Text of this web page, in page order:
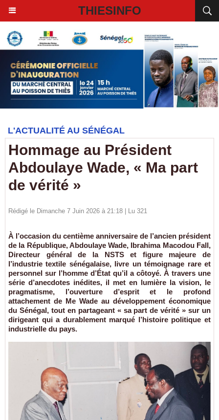
THIESINFO
L'ACTUALITÉ AU SÉNÉGAL
Hommage au Président
Abdoulaye Wade, « Ma part
de vérité »
Rédigé le Dimanche 7 Juin 2026 à 21:18 | Lu 321
À l’occasion du centième anniversaire de l’ancien président
de la République, Abdoulaye Wade, Ibrahima Macodou Fall,
Directeur général de la NSTS et figure majeure de
l’industrie textile sénégalaise, livre un témoignage rare et
personnel sur l’homme d’État qu’il a côtoyé. À travers une
série d’anecdotes inédites, il met en lumière la vision, le
pragmatisme, l’ouverture d’esprit et le profond
attachement de Me Wade au développement économique
du Sénégal, tout en partageant « sa part de vérité » sur un
dirigeant qui a durablement marqué l’histoire politique et
industrielle du pays.